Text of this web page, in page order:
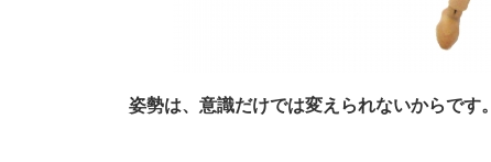
姿勢は、意識だけでは変えられないからです。